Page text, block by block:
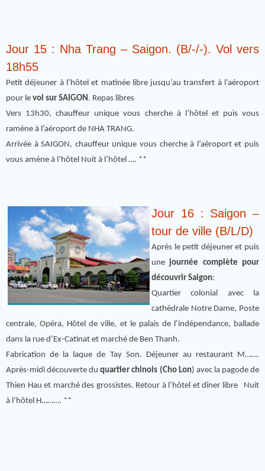
Jour 15 : Nha Trang – Saigon. (B/-/-). Vol vers
18h55
Petit déjeuner à l’hôtel et matinée libre jusqu’au transfert à l’aéroport
pour le vol sur SAIGON. Repas libres
Vers 13h30, chauffeur unique vous cherche à l’hôtel et puis vous
ramène à l’aéroport de NHA TRANG.
Arrivée à SAIGON, chauffeur unique vous cherche à l’aéroport et puis
vous amène à l’hôtel Nuit à l’hôtel …. **
Jour 16 : Saigon –
tour de ville (B/L/D)
Après le petit déjeuner et puis
une journée complète pour
découvrir Saigon:
Quartier colonial avec la
cathédrale Notre Dame, Poste
centrale, Opéra, Hôtel de ville, et le palais de l’indépendance, ballade
dans la rue d’Ex-Catinat et marché de Ben Thanh.
Fabrication de la laque de Tay Son. Déjeuner au restaurant M…….
Après-midi découverte duquartier chinois (Cho Lon) avec la pagode de
Thien Hau et marché des grossistes. Retour à l’hôtel et dîner libre Nuit
à l’hôtel H………. **